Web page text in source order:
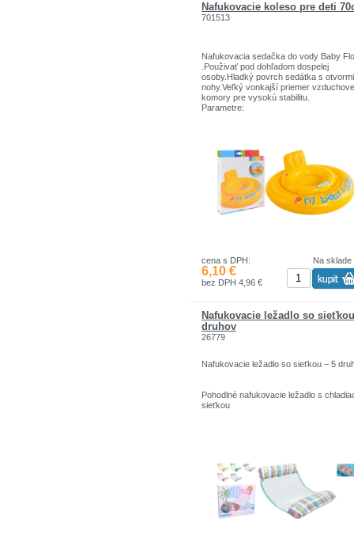
Nafukovacie koleso pre deti
701513
Nafukovacia sedačka do vody Baby
.Použivať pod dohľadom dospelej
osoby.Hladký povrch sedátka s
nohy.Veľký vonkajší priemer
komory pre vysokú stabilitu.
Parametre:
pohodlné operadlo
pre deti od 6-12 mesiacov
nosnosť do 11 kg
vinyl 0,30 mm
Obsah balenia
nafukovacia sedačka
sada na opravu
Na sklade
cena s DPH:
6,10 €
bez DPH 4,96 €
Nafukovacie ležadlo so
druhov
26779
Nafukovacie ležadlo so sieťkou – 5
Pohodlné nafukovacie ležadlo s
sieťkou
Dostupné v 5 rôznych druhoch